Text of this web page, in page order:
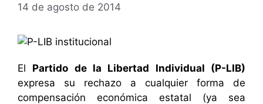
14 de agosto de 2014
El Partido de la Libertad Individual (P-LIB)
expresa su rechazo a cualquier forma de
compensación económica estatal (ya sea